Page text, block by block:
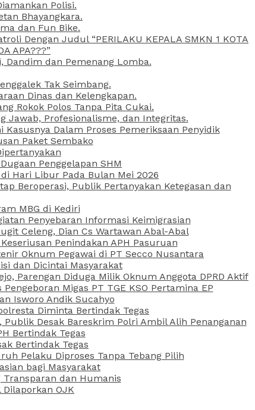
Polisi.
Bhayangkara.
dan Fun Bike.
Dengan Judul “PERILAKU KEPALA SMKN 1 KOTA
APA???”
Dandim dan Pemenang Lomba.
Tak Seimbang.
Dinas dan Kelengkapan.
Rokok Polos Tanpa Pita Cukai.
Jawab, Profesionalisme, dan Integritas.
Dalam Proses Pemeriksaan Penyidik
Paket Sembako
Penggelapan SHM
Hari Libur Pada Bulan Mei 2026
Beroperasi, Publik Pertanyakan Ketegasan dan
MBG di Kediri
Penyebaran Informasi Keimigrasian
Celeng, Dian Cs Wartawan Abal-Abal
Penindakan APH Pasuruan
Oknum Pegawai di PT Secco Nusantara
dan Dicintai Masyarakat
Parengan Diduga Milik Oknum Anggota DPRD Aktif
Migas PT TGE KSO Pertamina EP
Isworo Andik Sucahyo
Diminta Bertindak Tegas
Desak Bareskrim Polri Ambil Alih Penanganan
Bertindak Tegas
Bertindak Tegas
Pelaku Diproses Tanpa Tebang Pilih
bagi Masyarakat
Transparan dan Humanis
OJK